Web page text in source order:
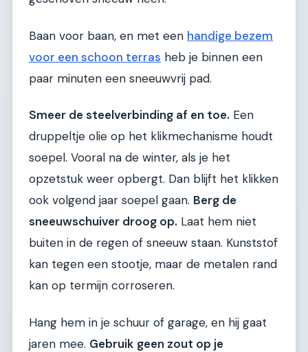
Baan voor baan, en met een handige bezem
voor een schoon terras heb je binnen een
paar minuten een sneeuwvrij pad.
Smeer de steelverbinding af en toe. Een
druppeltje olie op het klikmechanisme houdt
soepel. Vooral na de winter, als je het
opzetstuk weer opbergt. Dan blijft het klikken
ook volgend jaar soepel gaan. Berg de
sneeuwschuiver droog op. Laat hem niet
buiten in de regen of sneeuw staan. Kunststof
kan tegen een stootje, maar de metalen rand
kan op termijn corroseren.
Hang hem in je schuur of garage, en hij gaat
jaren mee. Gebruik geen zout op je